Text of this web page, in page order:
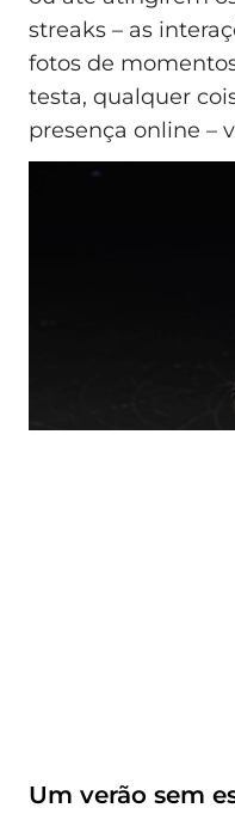
streaks – as
fotos de
testa, qualquer
presença online –
Um verão sem